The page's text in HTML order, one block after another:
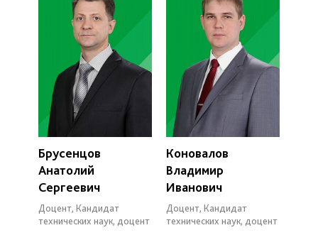
Брусенцов
Анатолий
Сергеевич
Доцент, Кандидат
технических наук, доцент
Коновалов
Владимир
Иванович
Доцент, Кандидат
технических наук, доцент